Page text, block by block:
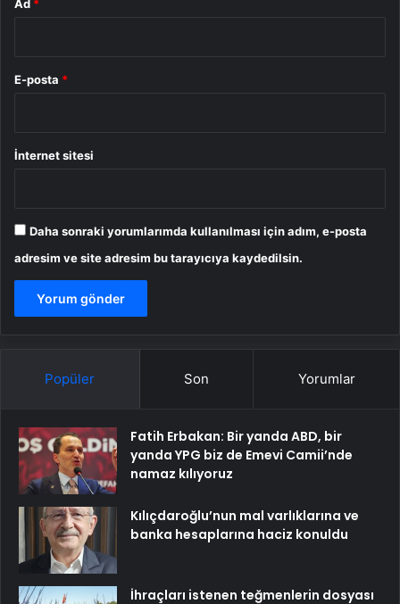
Ad *
E-posta *
İnternet sitesi
Daha sonraki yorumlarımda kullanılması için adım, e-posta
adresim ve site adresim bu tarayıcıya kaydedilsin.
Popüler Son Yorumlar
Fatih Erbakan: Bir yanda ABD, bir
yanda YPG biz de Emevi Camii’nde
namaz kılıyoruz
Kılıçdaroğlu’nun mal varlıklarına ve
banka hesaplarına haciz konuldu
İhraçları istenen teğmenlerin dosyası